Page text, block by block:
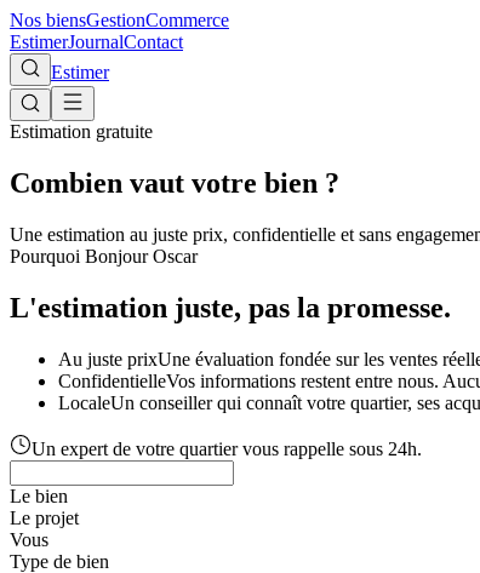
Nos biensGestionCommerce
EstimerJournalContact
Estimer
Estimation gratuite
Combien vaut votre bien ?
Une estimation au juste prix, confidentielle et sans
Pourquoi Bonjour Oscar
L'estimation juste, pas la promesse.
Au juste prixUne évaluation fondée sur les ventes
ConfidentielleVos informations restent entre nous.
LocaleUn conseiller qui connaît votre quartier, ses
Un expert de votre quartier vous rappelle sous 24h.
Le bien
Le projet
Vous
Type de bien